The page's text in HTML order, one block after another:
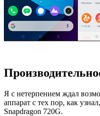
Я с нетерпением ждал
аппарат с тех пор, как
Snapdragon 720G.